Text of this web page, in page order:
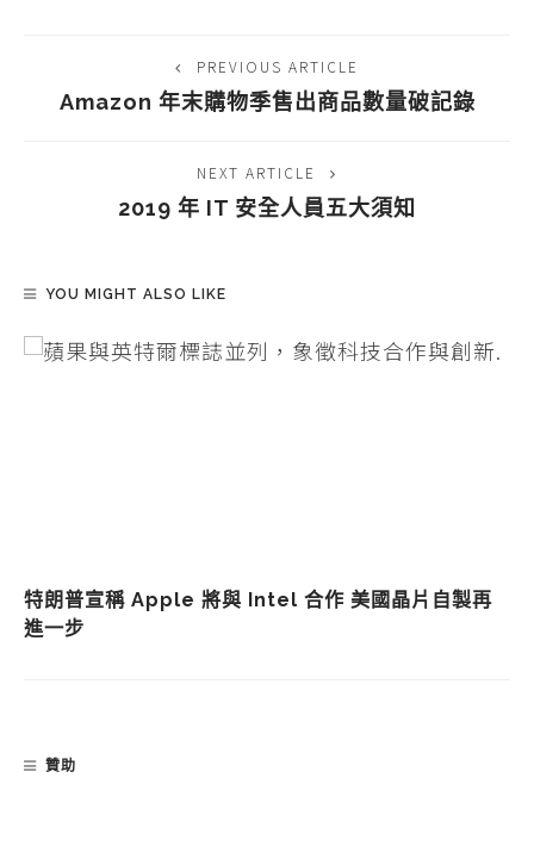
PREVIOUS ARTICLE
Amazon 年末購物季售出商品數量破記錄
NEXT ARTICLE
2019 年 IT 安全人員五大須知
YOU MIGHT ALSO LIKE
特朗普宣稱 Apple 將與 Intel 合作 美國晶片自製再
進一步
贊助